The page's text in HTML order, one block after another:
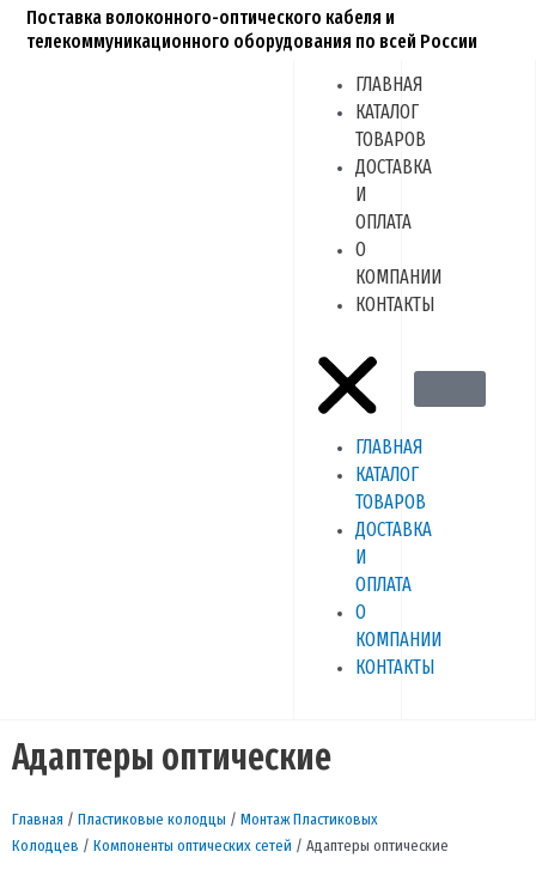
ПерейтиПоставка волоконного-оптического кабеля и
телекоммуникационного оборудования по всей России
ГЛАВНАЯ
КАТАЛОГ
ТОВАРОВ
ДОСТАВКА
И
ОПЛАТА
О
КОМПАНИИ
КОНТАКТЫ
Menu
ГЛАВНАЯ
КАТАЛОГ
ТОВАРОВ
ДОСТАВКА
И
ОПЛАТА
О
КОМПАНИИ
КОНТАКТЫ
Адаптеры оптические
Главная / Пластиковые колодцы / Монтаж Пластиковых
Колодцев / Компоненты оптических сетей / Адаптеры оптические